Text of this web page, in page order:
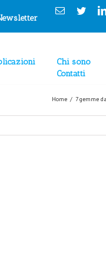
Email
Chi sono
Contatti
Home / 7 gemme